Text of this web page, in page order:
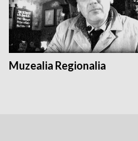
Muzealia Regionalia